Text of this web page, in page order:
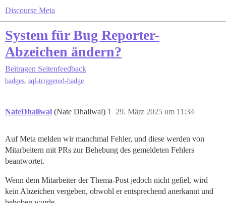
Discourse Meta
System für Bug Reporter-
Abzeichen ändern?
Beitragen Seitenfeedback
badges, sql-triggered-badge
NateDhaliwal (Nate Dhaliwal) 29. März 2025 um 11:34
1
Auf Meta melden wir manchmal Fehler, und diese werden von
Mitarbeitern mit PRs zur Behebung des gemeldeten Fehlers
beantwortet.
Wenn dem Mitarbeiter der Thema-Post jedoch nicht gefiel, wird
kein Abzeichen vergeben, obwohl er entsprechend anerkannt und